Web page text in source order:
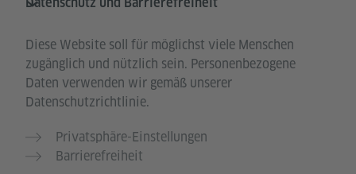
Diese Website soll für möglichst viele Menschen
zugänglich und nützlich sein. Personenbezogene
Daten verwenden wir gemäß unserer
Datenschutzrichtlinie.
Privatsphäre-Einstellungen
Barrierefreiheit